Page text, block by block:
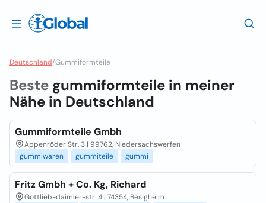
Deutschland/Gummiformteile
Beste gummiformteile in meiner
Nähe in Deutschland
Gummiformteile Gmbh
Appenröder Str. 3 | 99762, Niedersachswerfen
gummiwaren
gummiteile gummi
Fritz Gmbh + Co. Kg, Richard
Gottlieb-daimler-str. 4 | 74354, Besigheim